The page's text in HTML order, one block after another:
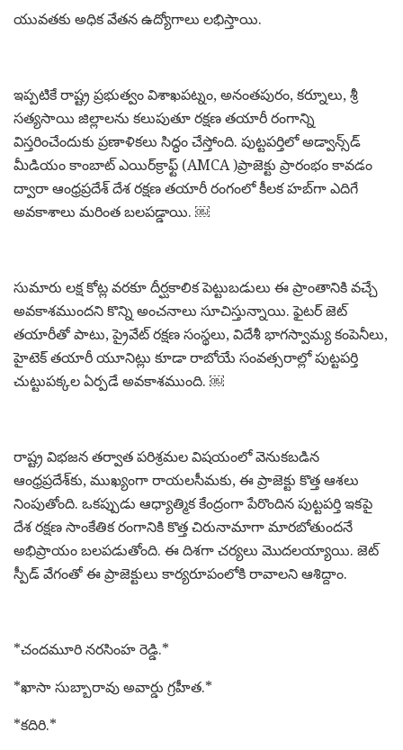
యువతకు అధిక వేతన ఉద్యోగాలు లభిస్తాయి.
ఇప్పటికే రాష్ట్ర ప్రభుత్వం విశాఖపట్నం, అనంతపురం, కర్నూలు, శ్రీ
సత్యసాయి జిల్లాలను కలుపుతూ రక్షణ తయారీ రంగాన్ని
విస్తరించేందుకు ప్రణాళికలు సిద్ధం చేస్తోంది. పుట్టపర్తిలో అడ్వాన్స్‌డ్
మీడియం కాంబాట్ ఎయిర్‌క్రాఫ్ట్ (AMCA )ప్రాజెక్టు ప్రారంభం కావడం
ద్వారా ఆంధ్రప్రదేశ్ దేశ రక్షణ తయారీ రంగంలో కీలక హబ్‌గా ఎదిగే
అవకాశాలు మరింత బలపడ్డాయి. ￼
సుమారు లక్ష కోట్ల వరకూ దీర్ఘకాలిక పెట్టుబడులు ఈ ప్రాంతానికి వచ్చే
అవకాశముందని కొన్ని అంచనాలు సూచిస్తున్నాయి. ఫైటర్ జెట్
తయారీతో పాటు, ప్రైవేట్ రక్షణ సంస్థలు, విదేశీ భాగస్వామ్య కంపెనీలు,
హైటెక్ తయారీ యూనిట్లు కూడా రాబోయే సంవత్సరాల్లో పుట్టపర్తి
చుట్టుపక్కల ఏర్పడే అవకాశముంది. ￼
రాష్ట్ర విభజన తర్వాత పరిశ్రమల విషయంలో వెనుకబడిన
ఆంధ్రప్రదేశ్‌కు, ముఖ్యంగా రాయలసీమకు, ఈ ప్రాజెక్టు కొత్త ఆశలు
నింపుతోంది. ఒకప్పుడు ఆధ్యాత్మిక కేంద్రంగా పేరొందిన పుట్టపర్తి ఇకపై
దేశ రక్షణ సాంకేతిక రంగానికి కొత్త చిరునామాగా మారబోతుందనే
అభిప్రాయం బలపడుతోంది. ఈ దిశగా చర్యలు మొదలయ్యాయి. జెట్
స్పీడ్ వేగంతో ఈ ప్రాజెక్టులు కార్యరూపంలోకి రావాలని ఆశిద్దాం.
*చందమూరి నరసింహ రెడ్డి.*
*ఖాసా సుబ్బారావు అవార్డు గ్రహీత.*
*కదిరి.*